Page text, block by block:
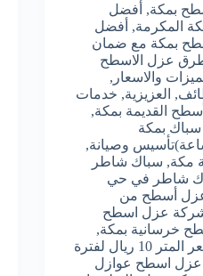
بمكة, أفضل
المكرمة, أفضل
بمكة مع ضمان
عزل الاسطح
والاسعار ,
, العزيزية, خدمات
القديمة بمكة,
سباك بمكة
,
مكة, سباك شاطر
شاطر في حي
أسطح من
عزل اسطح
خرسانية بمكة,
شركة عزل اسطح سعر المتر 10 ريال لفترة
اسطح عوازل